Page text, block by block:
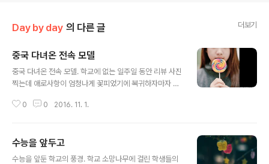
Day by day 의 다른 글 더보기
중국 다녀온 전속 모델
중국 다녀온 전속 모델. 학교에 없는 일주일 동안 리뷰 사진
찍는데 애로사항이 엄청나게 꽃피었기에 복귀하자마자 사
아.... 이제 진짜 내 사진 찍어야지. A7r2 + Sel85F14G
0 0 2016. 11. 1.
수능을 앞두고
수능을 앞둔 학교의 풍경. 학교 소망나무에 걸린 학생들의